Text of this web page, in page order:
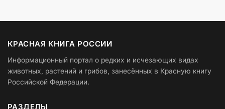
КРАСНАЯ КНИГА РОССИИ
Информационный портал о редких и исчезающих видах
животных, растений и грибов, занесённых в Красную книгу
Российской Федерации.
РАЗДЕЛЫ